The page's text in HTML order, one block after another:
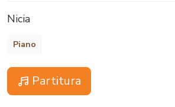
Nicia
Piano
Partitura